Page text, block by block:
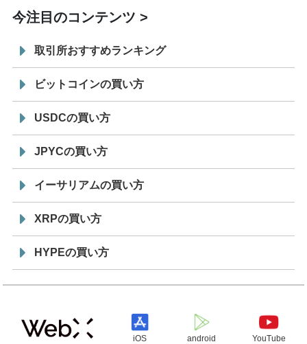
今注目のコンテンツ
取引所おすすめランキング
ビットコインの買い方
USDCの買い方
JPYCの買い方
イーサリアムの買い方
XRPの買い方
HYPEの買い方
iOS android YouTube